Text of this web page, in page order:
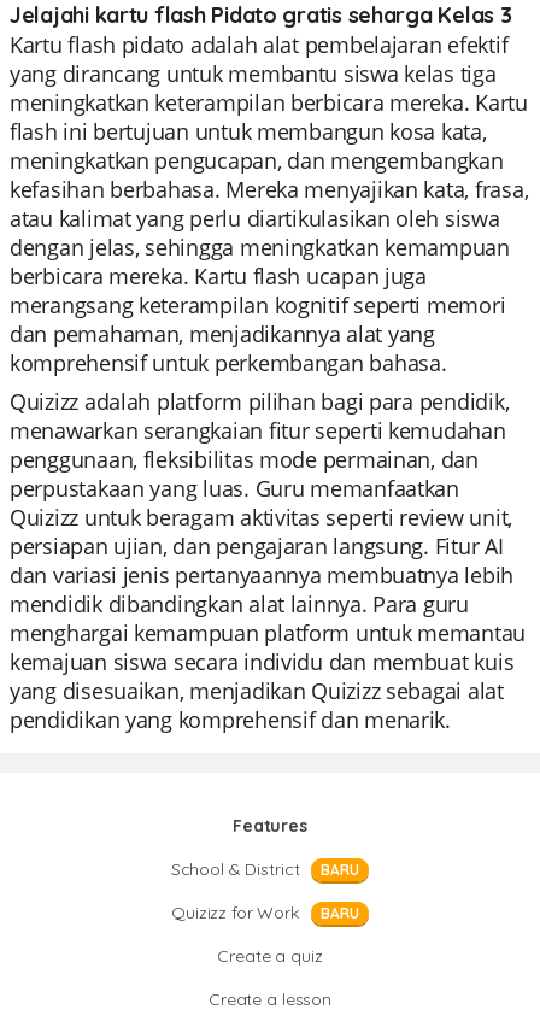
Jelajahi kartu flash Pidato gratis seharga Kelas 3
Kartu flash pidato adalah alat pembelajaran efektif
yang dirancang untuk membantu siswa kelas tiga
meningkatkan keterampilan berbicara mereka. Kartu
flash ini bertujuan untuk membangun kosa kata,
meningkatkan pengucapan, dan mengembangkan
kefasihan berbahasa. Mereka menyajikan kata, frasa,
atau kalimat yang perlu diartikulasikan oleh siswa
dengan jelas, sehingga meningkatkan kemampuan
berbicara mereka. Kartu flash ucapan juga
merangsang keterampilan kognitif seperti memori
dan pemahaman, menjadikannya alat yang
komprehensif untuk perkembangan bahasa.
Quizizz adalah platform pilihan bagi para pendidik,
menawarkan serangkaian fitur seperti kemudahan
penggunaan, fleksibilitas mode permainan, dan
perpustakaan yang luas. Guru memanfaatkan
Quizizz untuk beragam aktivitas seperti review unit,
persiapan ujian, dan pengajaran langsung. Fitur AI
dan variasi jenis pertanyaannya membuatnya lebih
mendidik dibandingkan alat lainnya. Para guru
menghargai kemampuan platform untuk memantau
kemajuan siswa secara individu dan membuat kuis
yang disesuaikan, menjadikan Quizizz sebagai alat
pendidikan yang komprehensif dan menarik.
Features
School & District
BARU
Quizizz for Work BARU
Create a quiz
Create a lesson